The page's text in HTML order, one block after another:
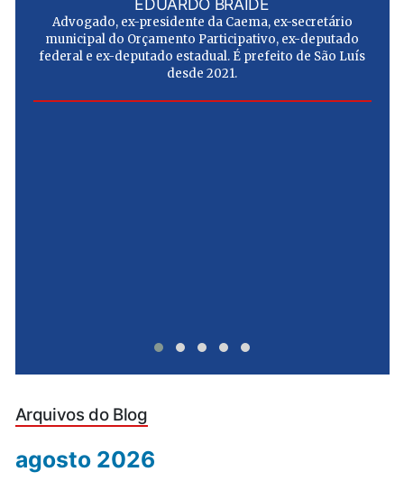
Advogado, ex-presidente da Caema, ex-secretário
municipal do Orçamento Participativo, ex-deputado
federal e ex-deputado estadual. É prefeito de São Luís
desde 2021.
Arquivos do Blog
agosto 2026